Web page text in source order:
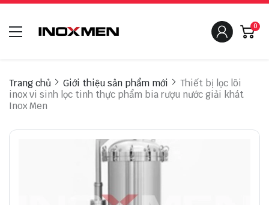
0
Trang chủ Giới thiệu sản phẩm mới
Thiết bị lọc lõi
inox vi sinh lọc tinh thực phẩm bia rượu nước giải khát
Inox Men